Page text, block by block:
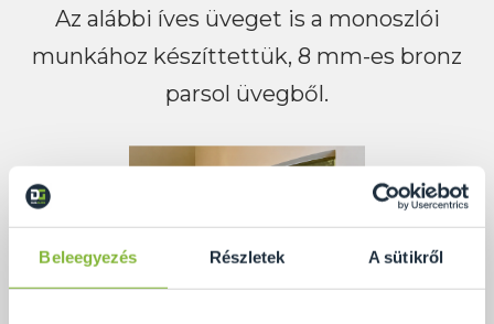
Beleegyezés Részletek A sütikről
MUNKÁINK
KAPCSOLAT
Az alábbi íves üveget is a monoszlói
munkához készíttettük, 8 mm-es bronz
parsol üvegből.